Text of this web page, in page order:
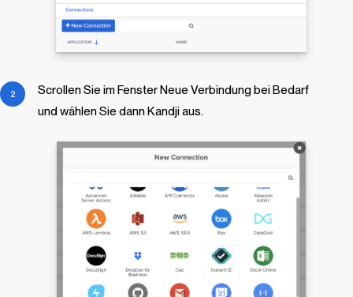
Scrollen Sie im Fenster Neue Verbindung bei Bedarf
und wählen Sie dannKandjiaus.